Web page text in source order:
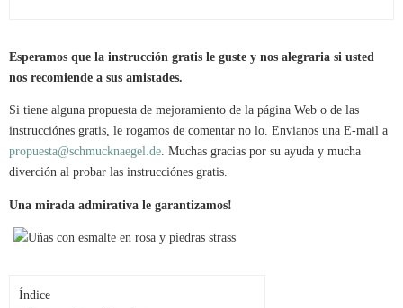
Esperamos que la instrucción gratis le guste y nos alegraria si usted
nos recomiende a sus amistades.
Si tiene alguna propuesta de mejoramiento de la página Web o de las
instrucciónes gratis, le rogamos de comentar no lo. Envianos una E-mail a
propuesta@schmucknaegel.de. Muchas gracias por su ayuda y mucha
diverción al probar las instrucciónes gratis.
Una mirada admirativa le garantizamos!
Índice